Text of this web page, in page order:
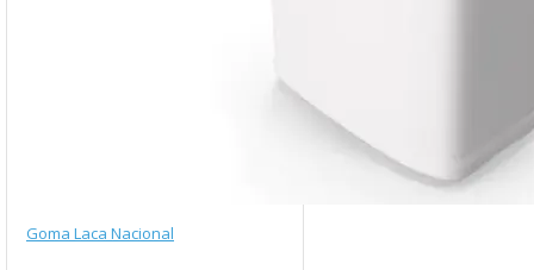
Goma Laca Nacional